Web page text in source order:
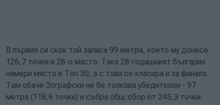
В първия си скок той записа 99 метра, което му донесе
126,7 точки и 28-о място. Така 28-годишният българин
намери място в Топ 30, а с това се класира и за финала.
Там обаче Зографски не бе толкова убедителен - 97
метра (118,6 точки) и събра общ сбор от 245,3 точки.